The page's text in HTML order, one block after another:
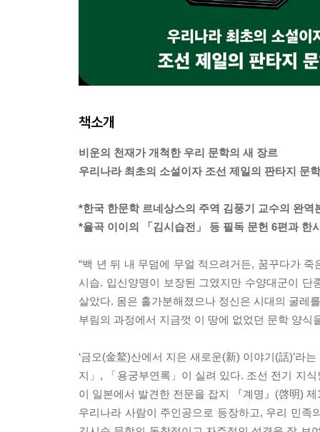
책소개
비운의 천재가 개척한 우리 문학의 새 장르
우리나라 최초의 소설이자 조선 제일의 판타지 문학
*한국 한문학 르네상스의 주역 김풍기 교수의 완역
*율곡 이이의 「김시습전」 등 필독 문헌 6편과 한
“백 년 뒤 내 무덤에 무얼 적으려거든, 꿈꾸다가
시습. 입신양명이 보장된 그였지만 수양대군이
살았다. 몸은 홀가분해졌으나 정신은 시대의 굴레
부림의 과정에서 지금껏 이 땅에 없었던 문학 양
‘금오(金鰲)산에서 지은 새로운(新) 이야기(話)’라
지」, 「용궁부연록」이 실려 있다. 조선 전기 지
이 일본에서 발견한 전문을 잡지 『계명』(啓明)
우리나라 사람이 주인공으로 등장하고, 우리 민족